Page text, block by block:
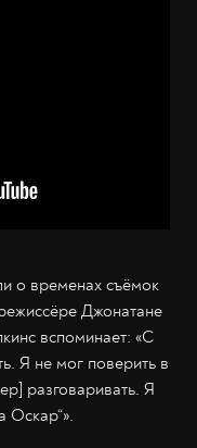
о временах съёмок
Джонатане
вспоминает: «С
Я не мог поверить в
разговаривать. Я
Оскар“».